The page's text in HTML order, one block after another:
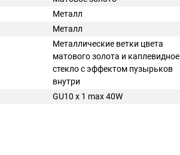
Металл
Металл
Металлические ветки цвета
матового золота и каплевидное
стекло с эффектом пузырьков
внутри
GU10 x 1 max 40W